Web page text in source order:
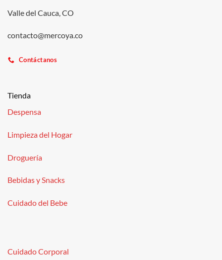
Valle del Cauca, CO
contacto@mercoya.co
Contáctanos
Tienda
Despensa
Limpieza del Hogar
Droguería
Bebidas y Snacks
Cuidado del Bebe
Cuidado Corporal